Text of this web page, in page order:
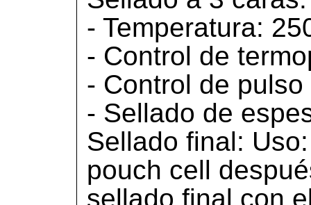
- Temperatura:
- Control de
- Control de
- Sellado de
Sellado final:
pouch cell
sellado final con